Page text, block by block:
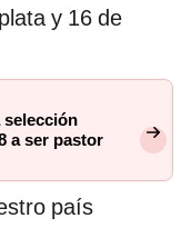
y 16 de
selección
a ser pastor
país